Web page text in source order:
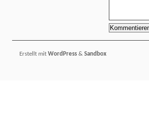
Erstellt mit WordPress & Sandbox